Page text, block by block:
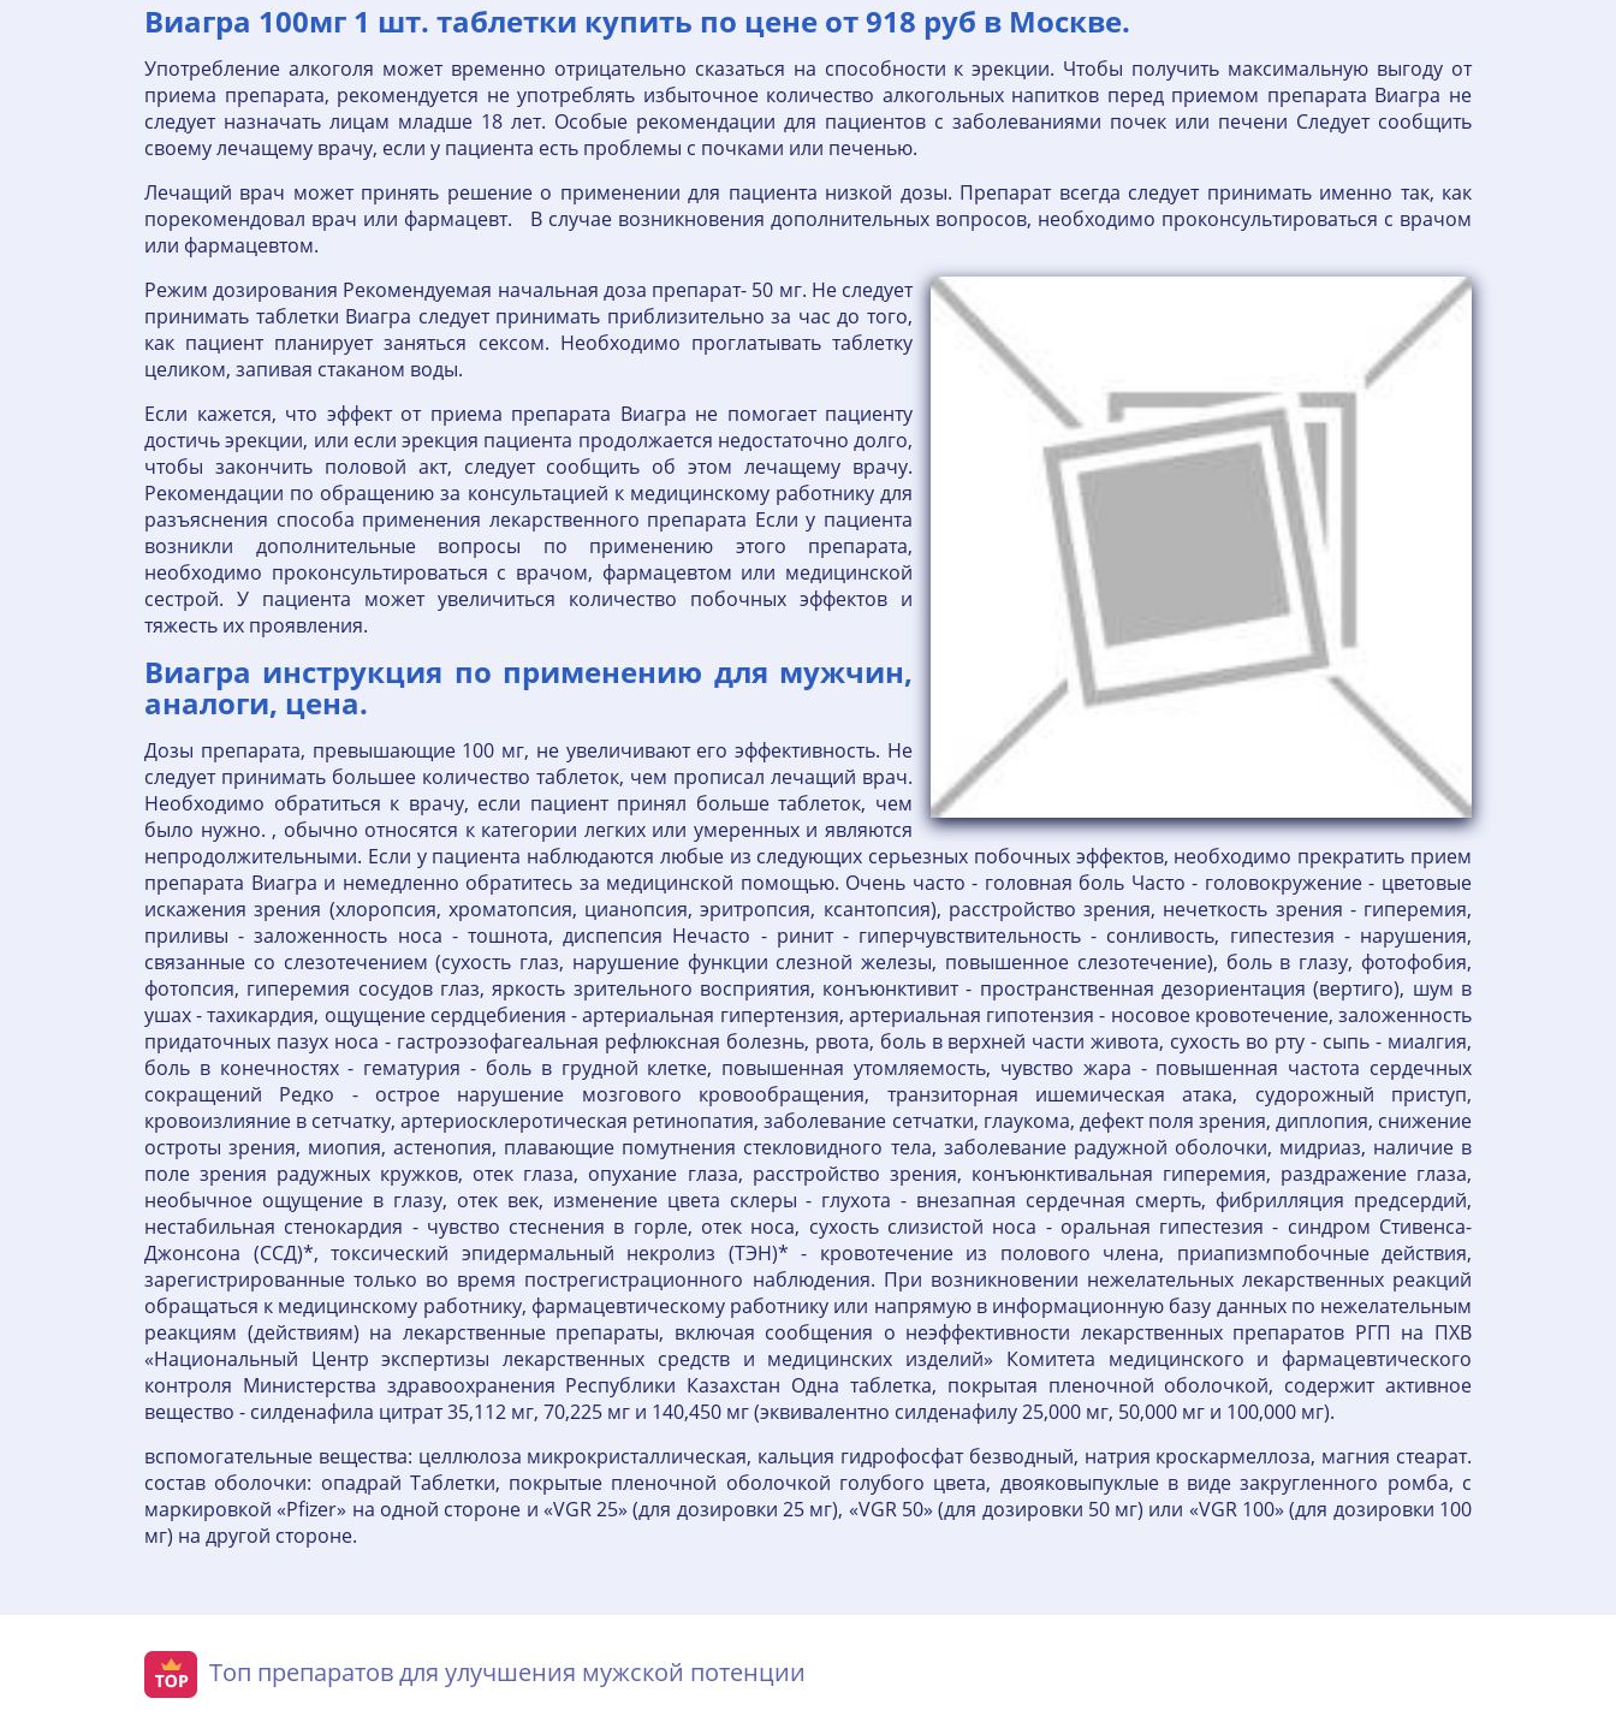
Виагра 100мг 1 шт. таблетки купить по цене от 918 руб в Москве.
Употребление алкоголя может временно отрицательно сказаться на способности к эрекции. Чтобы получить максимальную выгоду от
приема препарата, рекомендуется не употреблять избыточное количество алкогольных напитков перед приемом препарата Виагра не
следует назначать лицам младше 18 лет. Особые рекомендации для пациентов с заболеваниями почек или печени Следует сообщить
своему лечащему врачу, если у пациента есть проблемы с почками или печенью.
Лечащий врач может принять решение о применении для пациента низкой дозы. Препарат всегда следует принимать именно так, как
порекомендовал врач или фармацевт. В случае возникновения дополнительных вопросов, необходимо проконсультироваться с врачом
или фармацевтом.
Режим дозирования Рекомендуемая начальная доза препарат- 50 мг. Не следует
принимать таблетки Виагра следует принимать приблизительно за час до того,
как пациент планирует заняться сексом. Необходимо проглатывать таблетку
целиком, запивая стаканом воды.
Если кажется, что эффект от приема препарата Виагра не помогает пациенту
достичь эрекции, или если эрекция пациента продолжается недостаточно долго,
чтобы закончить половой акт, следует сообщить об этом лечащему врачу.
Рекомендации по обращению за консультацией к медицинскому работнику для
разъяснения способа применения лекарственного препарата Если у пациента
возникли дополнительные вопросы по применению этого препарата,
необходимо проконсультироваться с врачом, фармацевтом или медицинской
сестрой. У пациента может увеличиться количество побочных эффектов и
тяжесть их проявления.
Виагра инструкция по применению для мужчин,
аналоги, цена.
Дозы препарата, превышающие 100 мг, не увеличивают его эффективность. Не
следует принимать большее количество таблеток, чем прописал лечащий врач.
Необходимо обратиться к врачу, если пациент принял больше таблеток, чем
было нужно. , обычно относятся к категории легких или умеренных и являются
непродолжительными. Если у пациента наблюдаются любые из следующих серьезных побочных эффектов, необходимо прекратить прием
препарата Виагра и немедленно обратитесь за медицинской помощью. Очень часто - головная боль Часто - головокружение - цветовые
искажения зрения (хлоропсия, хроматопсия, цианопсия, эритропсия, ксантопсия), расстройство зрения, нечеткость зрения - гиперемия,
приливы - заложенность носа - тошнота, диспепсия Нечасто - ринит - гиперчувствительность - сонливость, гипестезия - нарушения,
связанные со слезотечением (сухость глаз, нарушение функции слезной железы, повышенное слезотечение), боль в глазу, фотофобия,
фотопсия, гиперемия сосудов глаз, яркость зрительного восприятия, конъюнктивит - пространственная дезориентация (вертиго), шум в
ушах - тахикардия, ощущение сердцебиения - артериальная гипертензия, артериальная гипотензия - носовое кровотечение, заложенность
придаточных пазух носа - гастроэзофагеальная рефлюксная болезнь, рвота, боль в верхней части живота, сухость во рту - сыпь - миалгия,
боль в конечностях - гематурия - боль в грудной клетке, повышенная утомляемость, чувство жара - повышенная частота сердечных
сокращений Редко - острое нарушение мозгового кровообращения, транзиторная ишемическая атака, судорожный приступ,
кровоизлияние в сетчатку, артериосклеротическая ретинопатия, заболевание сетчатки, глаукома, дефект поля зрения, диплопия, снижение
остроты зрения, миопия, астенопия, плавающие помутнения стекловидного тела, заболевание радужной оболочки, мидриаз, наличие в
поле зрения радужных кружков, отек глаза, опухание глаза, расстройство зрения, конъюнктивальная гиперемия, раздражение глаза,
необычное ощущение в глазу, отек век, изменение цвета склеры - глухота - внезапная сердечная смерть, фибрилляция предсердий,
нестабильная стенокардия - чувство стеснения в горле, отек носа, сухость слизистой носа - оральная гипестезия - синдром Стивенса-
Джонсона (ССД)*, токсический эпидермальный некролиз (ТЭН)* - кровотечение из полового члена, приапизмпобочные действия,
зарегистрированные только во время пострегистрационного наблюдения. При возникновении нежелательных лекарственных реакций
обращаться к медицинскому работнику, фармацевтическому работнику или напрямую в информационную базу данных по нежелательным
реакциям (действиям) на лекарственные препараты, включая сообщения о неэффективности лекарственных препаратов РГП на ПХВ
«Национальный Центр экспертизы лекарственных средств и медицинских изделий» Комитета медицинского и фармацевтического
контроля Министерства здравоохранения Республики Казахстан Одна таблетка, покрытая пленочной оболочкой, содержит активное
вещество - силденафила цитрат 35,112 мг, 70,225 мг и 140,450 мг (эквивалентно силденафилу 25,000 мг, 50,000 мг и 100,000 мг).
вспомогательные вещества: целлюлоза микрокристаллическая, кальция гидрофосфат безводный, натрия кроскармеллоза, магния стеарат.
состав оболочки: опадрай Таблетки, покрытые пленочной оболочкой голубого цвета, двояковыпуклые в виде закругленного ромба, с
маркировкой «Pfizer» на одной стороне и «VGR 25» (для дозировки 25 мг), «VGR 50» (для дозировки 50 мг) или «VGR 100» (для дозировки 100
мг) на другой стороне.
Топ препаратов для улучшения мужской потенции